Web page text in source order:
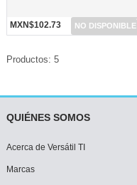
MXN$102.73 NO DISPONIBLE
Productos: 5
QUIÉNES SOMOS
Acerca de Versátil TI
Marcas